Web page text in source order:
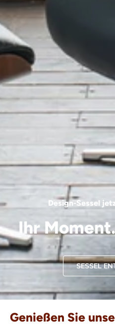
Design-Sessel
Ihr
SESSEL
Genießen Sie